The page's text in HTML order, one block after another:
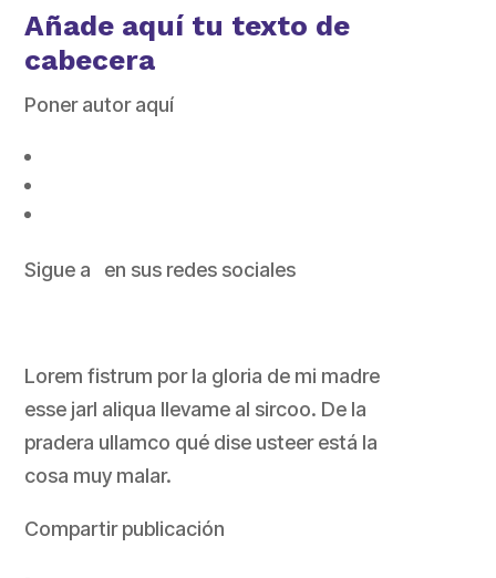
Añade aquí tu texto de
cabecera
Poner autor aquí
Sigue a en sus redes sociales
Lorem fistrum por la gloria de mi madre
esse jarl aliqua llevame al sircoo. De la
pradera ullamco qué dise usteer está la
cosa muy malar.
Compartir publicación